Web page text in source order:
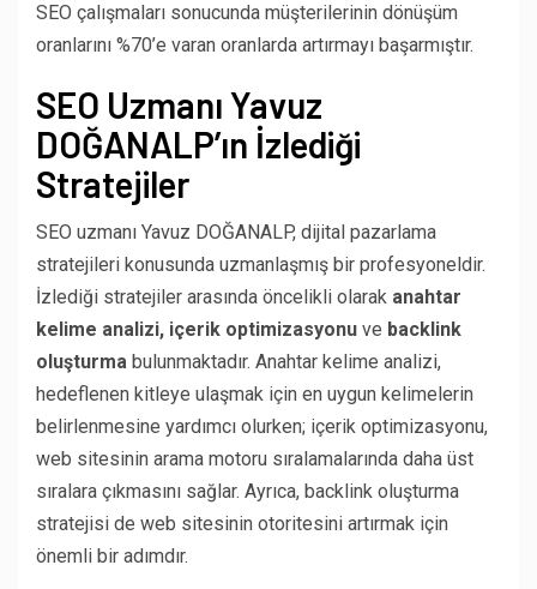
SEO çalışmaları sonucunda müşterilerinin dönüşüm
oranlarını %70’e varan oranlarda artırmayı başarmıştır.
SEO Uzmanı Yavuz
DOĞANALP’ın İzlediği
Stratejiler
SEO uzmanı Yavuz DOĞANALP, dijital pazarlama
stratejileri konusunda uzmanlaşmış bir profesyoneldir.
İzlediği stratejiler arasında öncelikli olarak anahtar
kelime analizi, içerik optimizasyonu ve backlink
oluşturma bulunmaktadır. Anahtar kelime analizi,
hedeflenen kitleye ulaşmak için en uygun kelimelerin
belirlenmesine yardımcı olurken; içerik optimizasyonu,
web sitesinin arama motoru sıralamalarında daha üst
sıralara çıkmasını sağlar. Ayrıca, backlink oluşturma
stratejisi de web sitesinin otoritesini artırmak için
önemli bir adımdır.